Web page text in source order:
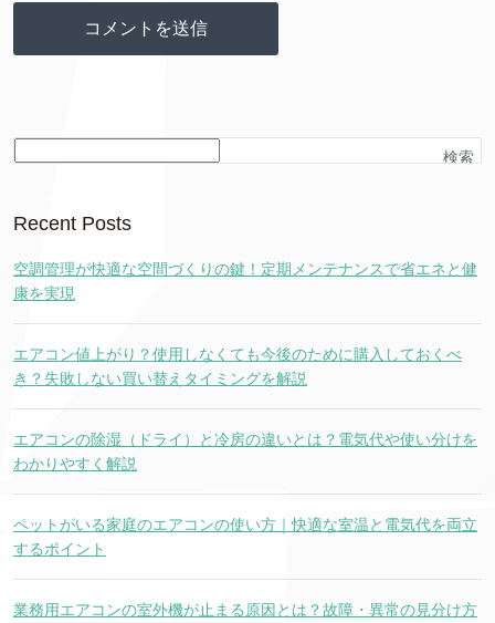
検索
Recent Posts
空調管理が快適な空間づくりの鍵！定期メンテナンスで省エネと健
康を実現
エアコン値上がり？使用しなくても今後のために購入しておくべ
き？失敗しない買い替えタイミングを解説
エアコンの除湿（ドライ）と冷房の違いとは？電気代や使い分けを
わかりやすく解説
ペットがいる家庭のエアコンの使い方｜快適な室温と電気代を両立
するポイント
業務用エアコンの室外機が止まる原因とは？故障・異常の見分け方